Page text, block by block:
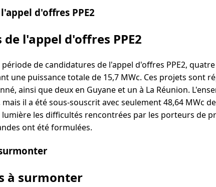
d'offres PPE2
l'appel d'offres PPE2
de candidatures de l'appel d'offres PPE2,
une puissance totale de 15,7 MWc. Ces projets sont
ainsi que deux en Guyane et un à La Réunion.
il a été sous-souscrit avec seulement 48,64 MWc
les difficultés rencontrées par les porteurs de
ont été formulées.
à surmonter